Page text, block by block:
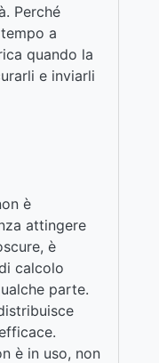
Perché
a
quando la
e inviarli
è
attingere
è
calcolo
parte.
è in uso, non